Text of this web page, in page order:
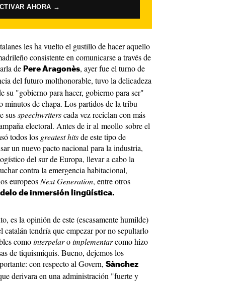
AHORA →
les ha vuelto el gustillo de hacer aquello
consistente en comunicarse a través de
de Pere Aragonès, ayer fue el turno de
del futuro molthonorable, tuvo la delicadeza
su "gobierno para hacer, gobierno para ser"
minutos de chapa. Los partidos de la tribu
susspeechwriterscada vez reciclan con más
electoral. Antes de ir al meollo sobre el
todos los greatest hitsde este tipo de
un nuevo pacto nacional para la industria,
del sur de Europa, llevar a cabo la
contra la emergencia habitacional,
europeos Next Generation, entre otros
de inmersión lingüística.
es la opinión de este (escasamente humilde)
catalán tendría que empezar por no sepultarlo
comointerpelaroimplementarcomo hizo
de tiquismiquis. Bueno, dejemos los
con respecto al Govern, Sànchez
derivara en una administración "fuerte y